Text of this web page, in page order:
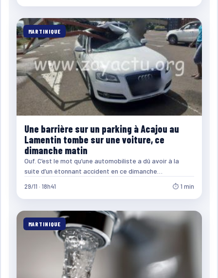
MARTINIQUE
Une barrière sur un parking à Acajou au
Lamentin tombe sur une voiture, ce
dimanche matin
Ouf. C’est le mot qu’une automobiliste a dû avoir à la
suite d’un étonnant accident en ce dimanche…
29/11 · 18h41 ⏱ 1 min
MARTINIQUE